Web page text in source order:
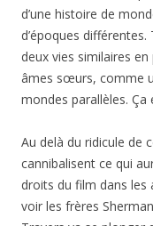
d’une histoire de
d’époques
deux vies similaires
âmes sœurs, comme
mondes parallèles. Ça
Au delà du ridicule de
cannibalisent ce qui
droits du film dans les
voir les frères